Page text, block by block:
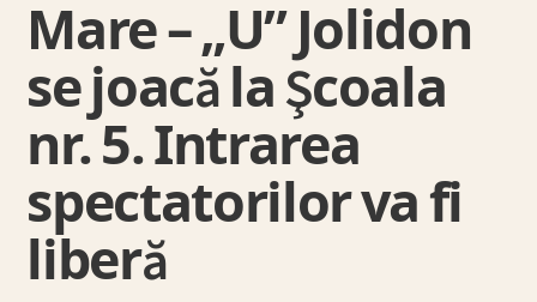
Mare – „U” Jolidon
se joacă la Şcoala
nr. 5. Intrarea
spectatorilor va fi
liberă